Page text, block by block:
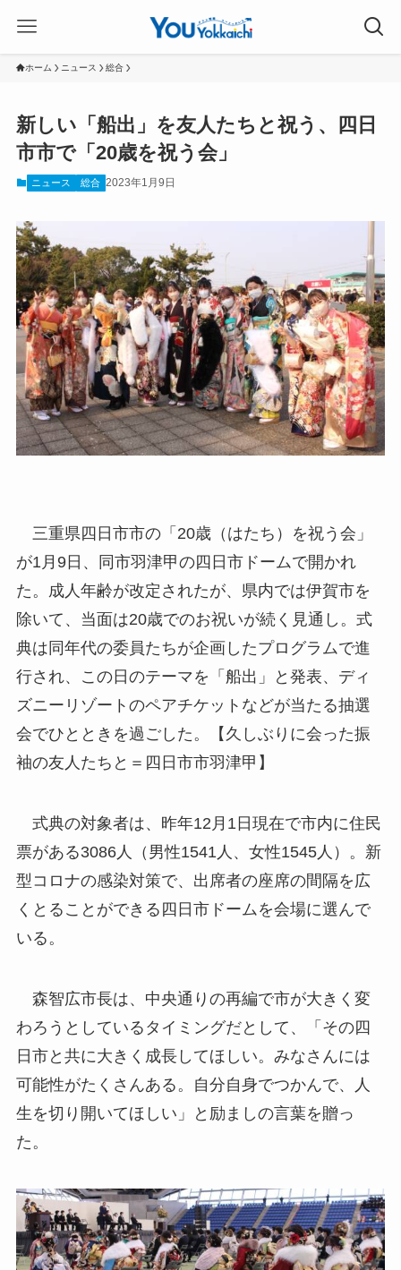
ホーム ニュース 総合
新しい「船出」を友人たちと祝う、四日
市市で「20歳を祝う会」
ニュース 総合 2023年1月9日
三重県四日市市の「20歳（はたち）を祝う会」
が1月9日、同市羽津甲の四日市ドームで開かれ
た。成人年齢が改定されたが、県内では伊賀市を
除いて、当面は20歳でのお祝いが続く見通し。式
典は同年代の委員たちが企画したプログラムで進
行され、この日のテーマを「船出」と発表、ディ
ズニーリゾートのペアチケットなどが当たる抽選
会でひとときを過ごした。【久しぶりに会った振
袖の友人たちと＝四日市市羽津甲】
式典の対象者は、昨年12月1日現在で市内に住民
票がある3086人（男性1541人、女性1545人）。新
型コロナの感染対策で、出席者の座席の間隔を広
くとることができる四日市ドームを会場に選んで
いる。
森智広市長は、中央通りの再編で市が大きく変
わろうとしているタイミングだとして、「その四
日市と共に大きく成長してほしい。みなさんには
可能性がたくさんある。自分自身でつかんで、人
生を切り開いてほしい」と励ましの言葉を贈っ
た。